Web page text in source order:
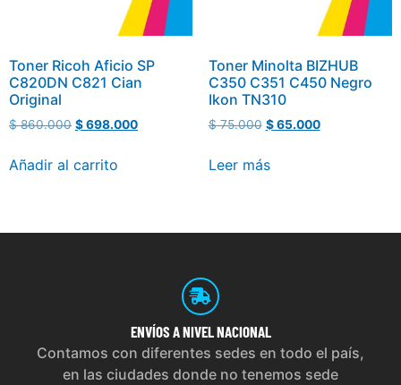
Toner Ricoh Aficio SP
C820DN C821 Cian
Original
$860.000 $698.000
Añadir al carrito
Toner Minolta BIZHUB
C350 C351 C450 Negro
Ikon TN310
$75.000 $65.000
Leer más
ENVÍOS A NIVEL NACIONAL
Contamos con diferentes sedes en todo el país,
en las ciudades donde no tenemos sede